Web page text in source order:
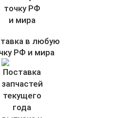
в любую
РФ и мира